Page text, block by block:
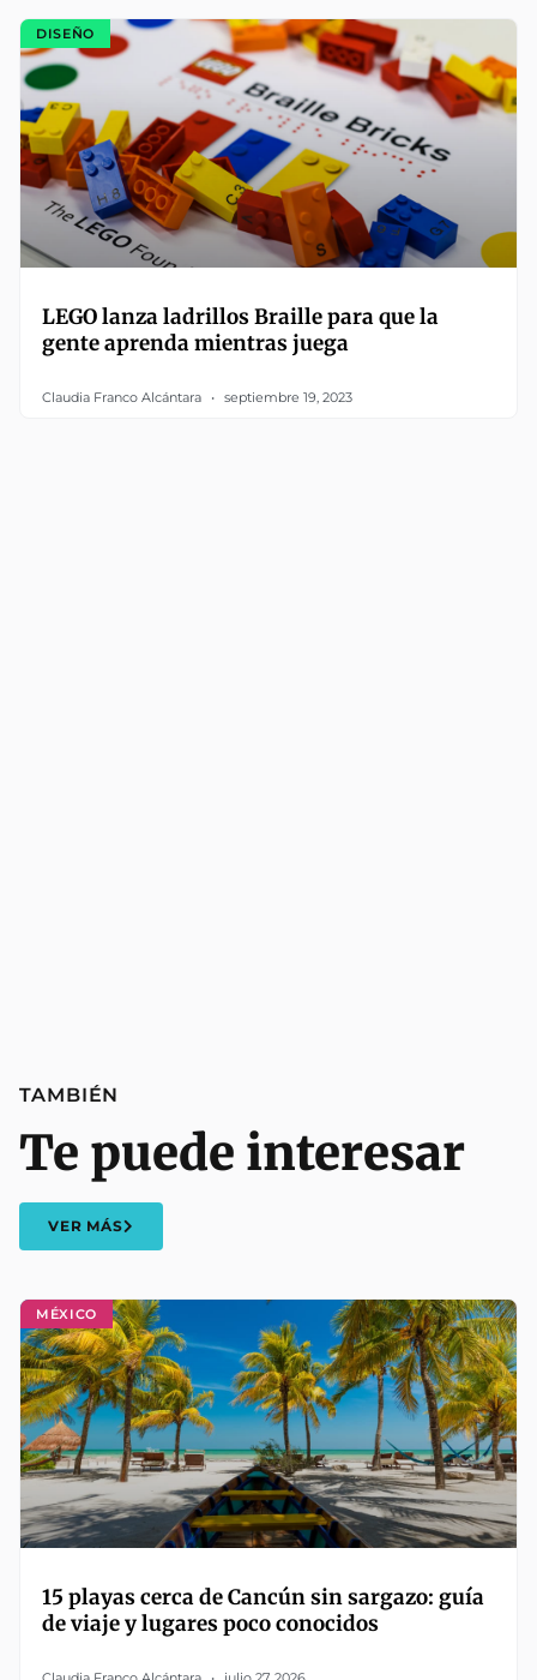
DISEÑO
LEGO lanza ladrillos Braille para que la
gente aprenda mientras juega
Claudia Franco Alcántara septiembre 19, 2023
MÉXICO
15 playas cerca de Cancún sin sargazo: guía
de viaje y lugares poco conocidos
TAMBIÉN
Te puede interesar
VER MÁS